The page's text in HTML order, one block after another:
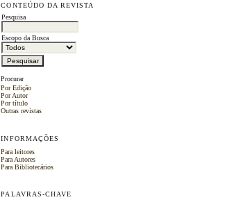
CONTEÚDO DA REVISTA
Pesquisa
Escopo da Busca
Procurar
Por Edição
Por Autor
Por título
Outras revistas
INFORMAÇÕES
Para leitores
Para Autores
Para Bibliotecários
PALAVRAS-CHAVE